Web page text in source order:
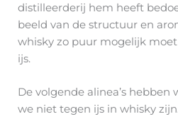
distilleerderij hem heeft
beeld van de structuur en
whisky zo puur mogelijk
ijs.
De volgende alinea’s hebben
we niet tegen ijs in whisky